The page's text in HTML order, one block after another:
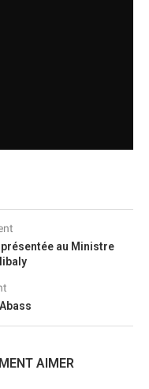
au Ministre
AIMER